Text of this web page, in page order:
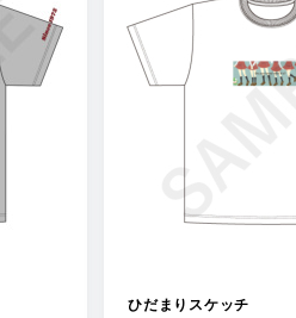
ひだまりスケッチ